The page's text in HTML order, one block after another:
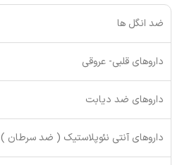
ضد انگل ها
داروهای قلبی- عروقی
داروهای ضد دیابت
داروهای آنتی نئوپلاستیک ( ضد سرطان )